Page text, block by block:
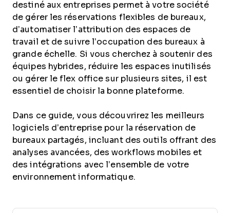
destiné aux entreprises permet à votre société
de gérer les réservations flexibles de bureaux,
d’automatiser l’attribution des espaces de
travail et de suivre l’occupation des bureaux à
grande échelle. Si vous cherchez à soutenir des
équipes hybrides, réduire les espaces inutilisés
ou gérer le flex office sur plusieurs sites, il est
essentiel de choisir la bonne plateforme.
Dans ce guide, vous découvrirez les meilleurs
logiciels d’entreprise pour la réservation de
bureaux partagés, incluant des outils offrant des
analyses avancées, des workflows mobiles et
des intégrations avec l’ensemble de votre
environnement informatique.